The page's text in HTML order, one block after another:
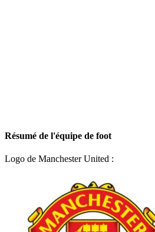
Résumé de l'équipe de foot
Logo de Manchester United :